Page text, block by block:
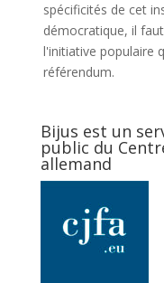
spécificités de cet
démocratique, il
l'initiative populaire
référendum.
Bijus est un
public du
allemand